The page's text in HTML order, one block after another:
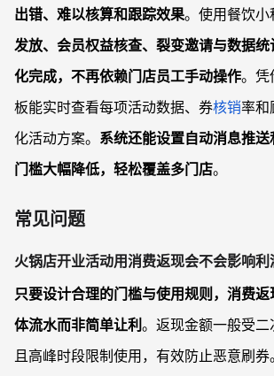
出错、难以核算和跟踪效果。使用餐饮小
发放、会员权益核查、裂变邀请与数据
化完成，不再依赖门店员工手动操作。凭
板能实时查看每项活动数据、券核销率和
化活动方案。 系统还能设置自动消息推
门槛大幅降低，轻松覆盖多门店。
常见问题
火锅店开业活动用消费返现会不会影响利
只要设计合理的门槛与使用规则，消费
体流水而非简单让利 。返现金额一般受二
且高峰时段限制使用，有效防止恶意刷券。